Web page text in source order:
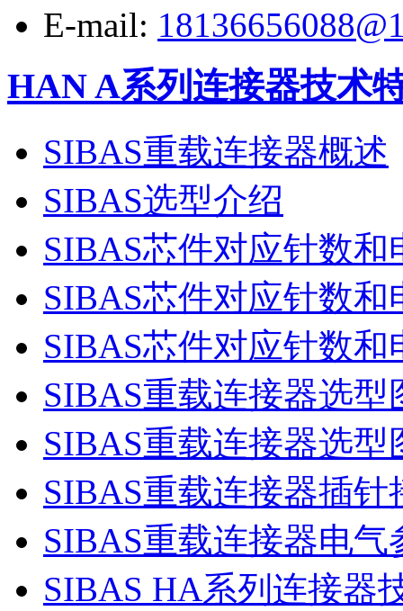
E-mail:
HAN A系列连接器技术
SIBAS重载连接器概述
SIBAS选型介绍
SIBAS芯件对应针数
SIBAS芯件对应针数
SIBAS芯件对应针数
SIBAS重载连接器选型
SIBAS重载连接器选型
SIBAS重载连接器插
SIBAS重载连接器电
SIBAS HA系列连接器